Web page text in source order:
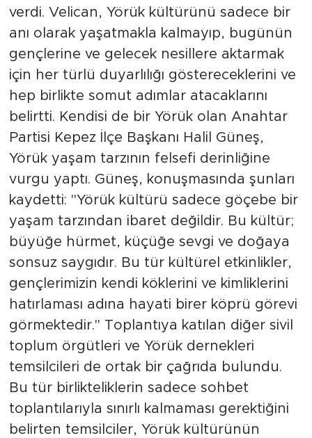
verdi. Velican, Yörük kültürünü sadece bir
anı olarak yaşatmakla kalmayıp, bugünün
gençlerine ve gelecek nesillere aktarmak
için her türlü duyarlılığı göstereceklerini ve
hep birlikte somut adımlar atacaklarını
belirtti. ​Kendisi de bir Yörük olan Anahtar
Partisi Kepez İlçe Başkanı Halil Güneş,
Yörük yaşam tarzının felsefi derinliğine
vurgu yaptı. Güneş, konuşmasında şunları
kaydetti: "Yörük kültürü sadece göçebe bir
yaşam tarzından ibaret değildir. Bu kültür;
büyüğe hürmet, küçüğe sevgi ve doğaya
sonsuz saygıdır. Bu tür kültürel etkinlikler,
gençlerimizin kendi köklerini ve kimliklerini
hatırlaması adına hayati birer köprü görevi
görmektedir." Toplantıya katılan diğer sivil
toplum örgütleri ve Yörük dernekleri
temsilcileri de ortak bir çağrıda bulundu.
Bu tür birlikteliklerin sadece sohbet
toplantılarıyla sınırlı kalmaması gerektiğini
belirten temsilciler, Yörük kültürünün